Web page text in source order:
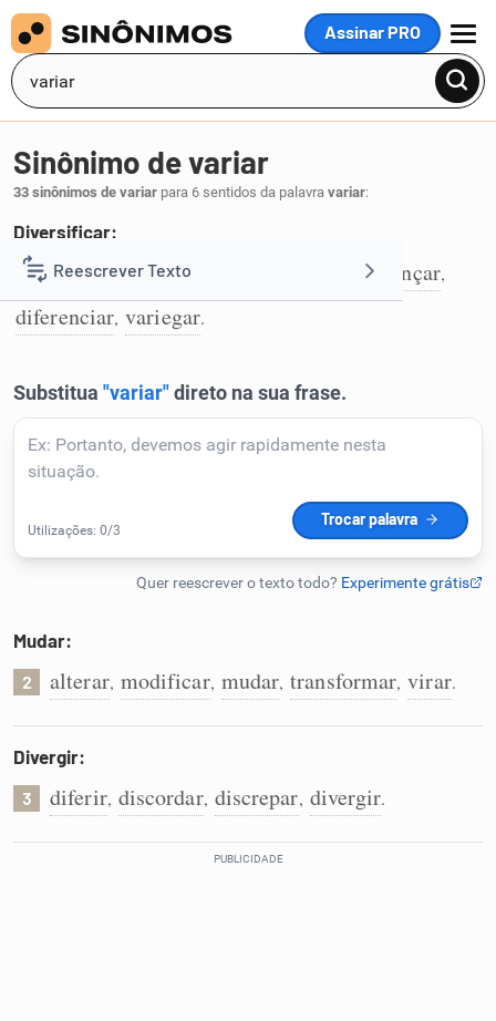
Assinar PRO
MENU
Reescrever Texto
Resumir Texto
Corrigir Texto
Detector de IA
Humanizador de IA
Cata-letras
Conexões
Caça-palavras
Sinônimo de variar
33 sinônimos de variar para 6 sentidos da palavra variar:
Diversificar:
1 modalizar,matizar diferençar,
diferenciar, variegar.
Mudar:
2 alterar, modificar, mudar, transformar, virar.
Divergir:
3 diferir, discordar, discrepar, divergir.